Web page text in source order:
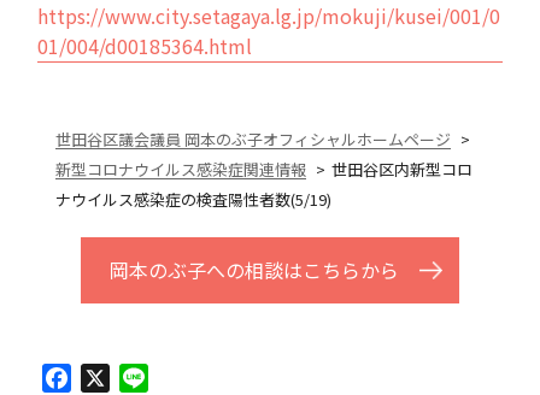
https://www.city.setagaya.lg.jp/mokuji/kusei/001/0
01/004/d00185364.html
世田谷区議会議員 岡本のぶ子オフィシャルホームページ
新型コロナウイルス感染症関連情報
世田谷区内新型コロ
ナウイルス感染症の検査陽性者数(5/19)
岡本のぶ子への相談はこちらから
Facebook